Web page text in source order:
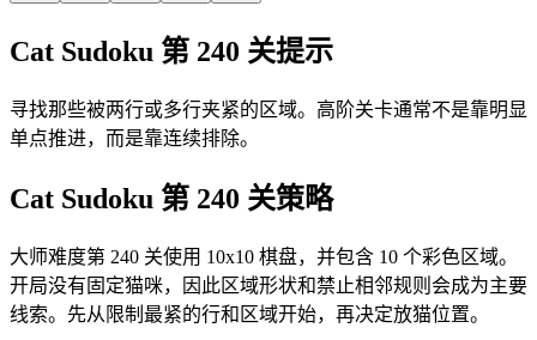
Cat Sudoku 第 240 关提示
寻找那些被两行或多行夹紧的区域。高阶关卡通常不是靠明显
单点推进，而是靠连续排除。
Cat Sudoku 第 240 关策略
大师难度第 240 关使用 10x10 棋盘，并包含 10 个彩色区域。
开局没有固定猫咪，因此区域形状和禁止相邻规则会成为主要
线索。先从限制最紧的行和区域开始，再决定放猫位置。